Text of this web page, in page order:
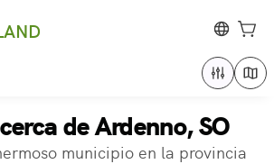
de Ardenno, SO
municipio en la provincia